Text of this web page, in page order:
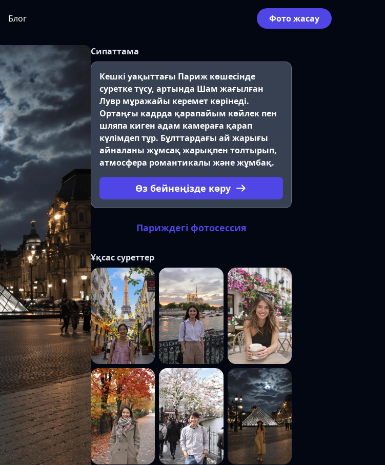
Блог Фото жасау
Сипаттама
Кешкі уақыттағы Париж көшесінде
суретке түсу, артында Шам жағылған
Лувр мұражайы керемет көрінеді.
Ортаңғы кадрда қарапайым көйлек пен
шляпа киген адам камераға қарап
күлімдеп тұр. Бұлттардағы ай жарығы
айналаны жұмсақ жарықпен толтырып,
атмосфера романтикалы және жұмбақ.
Өз бейнеңізде көру
Париждегі фотосессия
Ұқсас суреттер